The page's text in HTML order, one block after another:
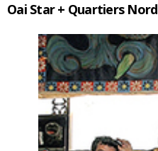
Oai Star + Quartiers Nord